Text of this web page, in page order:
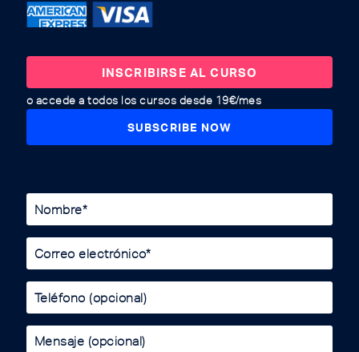
INSCRIBIRSE AL CURSO
o accede a todos los cursos desde 19€/mes
SUBSCRIBE NOW